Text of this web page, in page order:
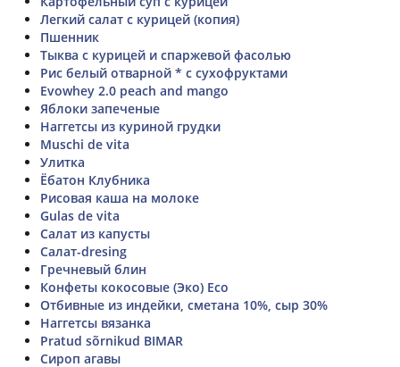
Легкий салат с курицей (копия)
Пшенник
Тыква с курицей и спаржевой фасолью
Рис белый отварной * с сухофруктами
Evowhey 2.0 peach and mango
Яблоки запеченые
Наггетсы из куриной грудки
Muschi de vita
Улитка
Ёбатон Клубника
Рисовая каша на молоке
Gulas de vita
Салат из капусты
Салат-dresing
Гречневый блин
Конфеты кокосовые (Эко) Eco
Отбивные из индейки, сметана 10%, сыр 30%
Наггетсы вязанка
Pratud sõrnikud BIMAR
Сироп агавы